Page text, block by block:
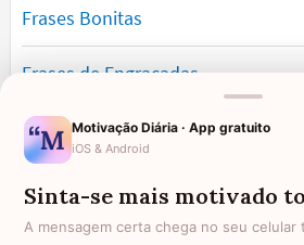
Frases Bonitas
Frases de Engraçadas
Frases Românticas
Frases de Reflexão
Frases Lindas
Motivação Diária · App gratuito
iOS & Android
Sinta-se mais motivado
A mensagem certa chega no seu celular